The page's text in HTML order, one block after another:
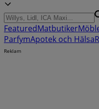
FeaturedMatbutiker
ParfymApotek och Hälsa
Reklam